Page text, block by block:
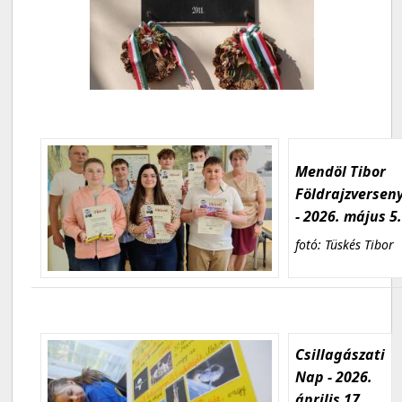
Mendöl Tibor
- 2026. május 5.
fotó: Tüskés Tibor
Csillagászati
Nap - 2026.